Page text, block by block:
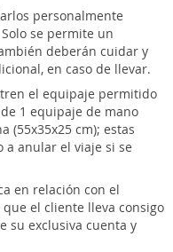
personalmente
se permite un
deberán cuidar y
en caso de llevar.
el equipaje permitido
1 equipaje de mano
(55x35x25 cm); estas
a anular el viaje si se
en relación con el
el cliente lleva consigo
su exclusiva cuenta y